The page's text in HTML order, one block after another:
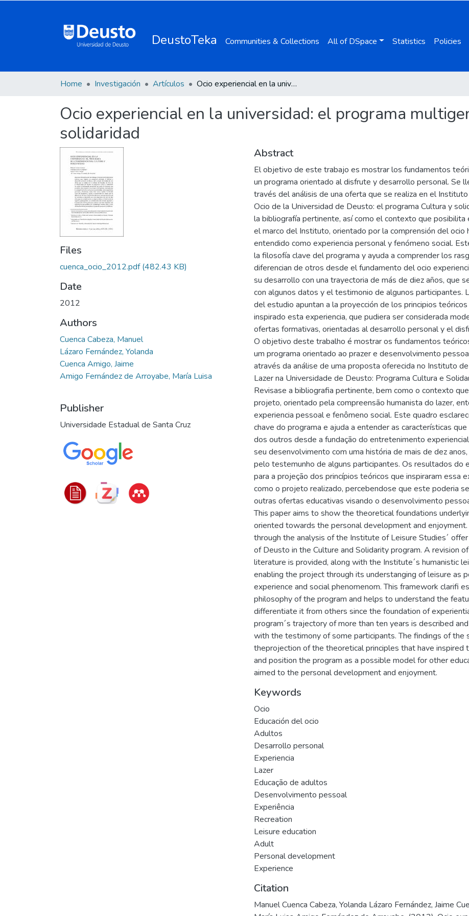
DeustoTeka Communities & Collections All of DSpace Statistics Policies
Home Investigación Artículos Ocio experiencial en la universidad: el programa multigeneracional Cultura y solidaridad
Ocio experiencial en la universidad: el programa
solidaridad
Files
cuenca_ocio_2012.pdf(482.43 KB)
Date
2012
Authors
Cuenca Cabeza, Manuel
Lázaro Fernández, Yolanda
Cuenca Amigo, Jaime
Amigo Fernández de Arroyabe, María Luisa
Publisher
Universidade Estadual de Santa Cruz
Abstract
El objetivo de este trabajo es mostrar los fundamentos
un programa orientado al disfrute y desarrollo personal. Se
través del análisis de una oferta que se realiza en el
Ocio de la Universidad de Deusto: el programa Cultura y
la bibliografía pertinente, así como el contexto que
el marco del Instituto, orientado por la comprensión del ocio
entendido como experiencia personal y fenómeno social.
la filosofía clave del programa y ayuda a comprender los
diferencian de otros desde el fundamento del ocio
su desarrollo con una trayectoria de más de diez años, que
con algunos datos y el testimonio de algunos participantes.
del estudio apuntan a la proyección de los principios teóricos
inspirado esta experiencia, que pudiera ser considerada
ofertas formativas, orientadas al desarrollo personal y el
O objetivo deste trabalho é mostrar os fundamentos
um programa orientado ao prazer e desenvolvimento
através da análise de uma proposta oferecida no Instituto
Lazer na Universidade de Deusto: Programa Cultura e
Revisase a bibliografia pertinente, bem como o contexto
projeto, orientado pela compreensão humanista do lazer,
experiencia pessoal e fenômeno social. Este quadro
chave do programa e ajuda a entender as características
dos outros desde a fundação do entretenimento
seu desenvolvimento com uma história de mais de dez
pelo testemunho de alguns participantes. Os resultados do
para a projeção dos princípios teóricos que inspiraram essa
como o projeto realizado, percebendose que este poderia
outras ofertas educativas visando o desenvolvimento
This paper aims to show the theoretical foundations
oriented towards the personal development and
through the analysis of the Institute of Leisure Studies´
of Deusto in the Culture and Solidarity program. A revision
literature is provided, along with the Institute´s humanistic
enabling the project through its understanging of leisure as
experience and social phenomenom. This framework clarifi
philosophy of the program and helps to understand the
differentiate it from others since the foundation of
program´s trajectory of more than ten years is described
with the testimony of some participants. The findings of the
theprojection of the theoretical principles that have inspired
and position the program as a possible model for other
aimed to the personal development and enjoyment.
Keywords
Ocio
Educación del ocio
Adultos
Desarrollo personal
Experiencia
Lazer
Educação de adultos
Desenvolvimento pessoal
Experiência
Recreation
Leisure education
Adult
Personal development
Experience
Citation
Manuel Cuenca Cabeza, Yolanda Lázaro Fernández, Jaime